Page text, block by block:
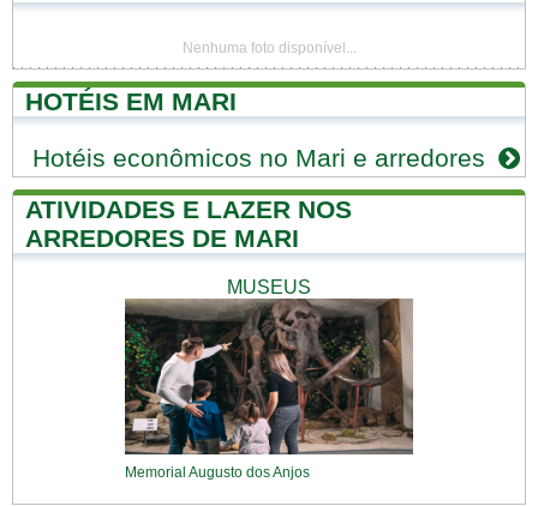
Nenhuma foto disponível...
HOTÉIS EM MARI
Hotéis econômicos no Mari e arredores
ATIVIDADES E LAZER NOS
ARREDORES DE MARI
MUSEUS
Memorial Augusto dos Anjos